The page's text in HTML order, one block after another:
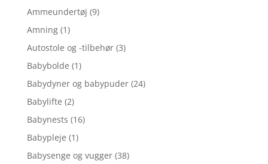
Ammeundertøj (9)
Amning (1)
Autostole og -tilbehør (3)
Babybolde (1)
Babydyner og babypuder (24)
Babylifte (2)
Babynests (16)
Babypleje (1)
Babysenge og vugger (38)